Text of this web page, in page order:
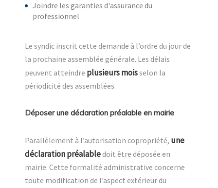
Joindre les garanties d'assurance du
professionnel
Le syndic inscrit cette demande à l’ordre du jour de
la prochaine assemblée générale. Les délais
peuvent atteindre plusieurs moisselon la
périodicité des assemblées.
Déposer une déclaration préalable en mairie
Parallèlement à l’autorisation copropriété, une
déclaration préalabledoit être déposée en
mairie. Cette formalité administrative concerne
toute modification de l’aspect extérieur du